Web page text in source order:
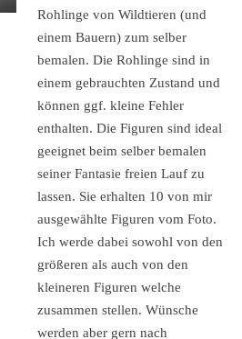
Rohlinge von Wildtieren (und
einem Bauern) zum selber
bemalen. Die Rohlinge sind in
einem gebrauchten Zustand und
können ggf. kleine Fehler
enthalten. Die Figuren sind ideal
geeignet beim selber bemalen
seiner Fantasie freien Lauf zu
lassen. Sie erhalten 10 von mir
ausgewählte Figuren vom Foto.
Ich werde dabei sowohl von den
größeren als auch von den
kleineren Figuren welche
zusammen stellen. Wünsche
werden aber gern nach